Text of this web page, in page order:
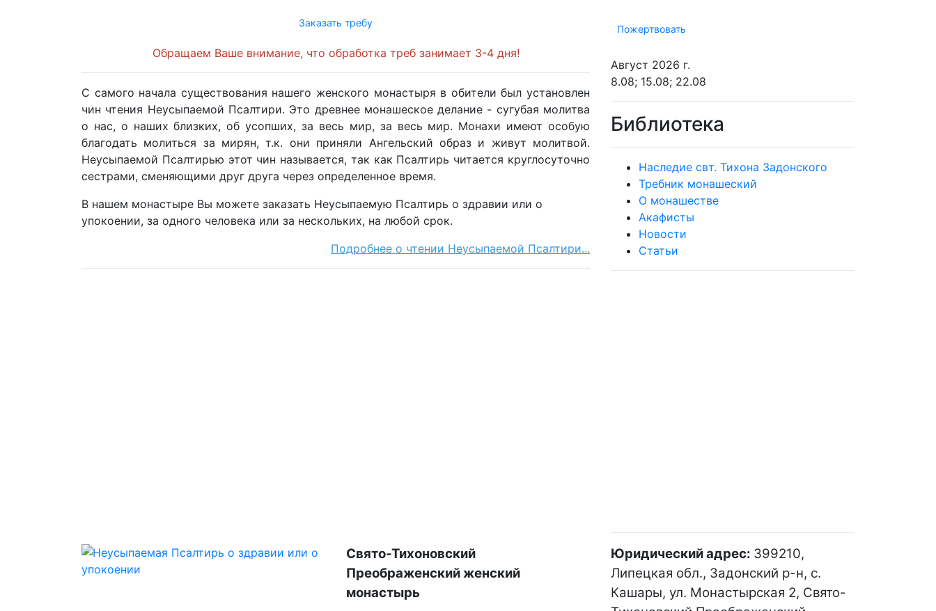
Заказать требу
Обращаем Ваше внимание, что обработка треб занимает 3-4 дня!
С самого начала существования нашего женского монастыря в обители был установлен
чин чтения Неусыпаемой Псалтири. Это древнее монашеское делание - сугубая молитва
о нас, о наших близких, об усопших, за весь мир, за весь мир. Монахи имеют особую
благодать молиться за мирян, т.к. они приняли Ангельский образ и живут молитвой.
Неусыпаемой Псалтирью этот чин называется, так как Псалтирь читается круглосуточно
сестрами, сменяющими друг друга через определенное время.
В нашем монастыре Вы можете заказать Неусыпаемую Псалтирь о здравии или о
упокоении, за одного человека или за нескольких, на любой срок.
Подробнее о чтении Неусыпаемой Псалтири...
Пожертвовать
Август 2026 г.
8.08; 15.08; 22.08
Библиотека
Наследие свт. Тихона Задонского
Требник монашеский
О монашестве
Акафисты
Новости
Статьи
Свято-Тихоновский
Преображенский женский
монастырь
Юридический адрес: 399210,
Липецкая обл., Задонский р-н, с.
Кашары, ул. Монастырская 2, Свято-